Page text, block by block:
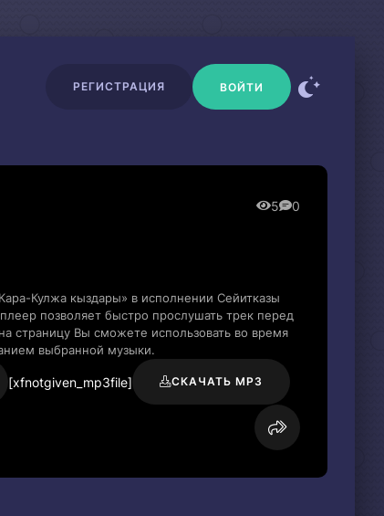
РЕГИСТРАЦИЯ ВОЙТИ
5 0
Кулжа кыздары» в исполнении Сейитказы
позволяет быстро прослушать трек перед
страницу Вы сможете использовать во время
выбранной музыки.
[xfnotgiven_mp3file] СКАЧАТЬ MP3